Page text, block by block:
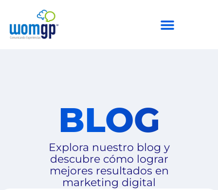
BLOG
Explora nuestro blog y
descubre cómo lograr
mejores resultados en
marketing digital